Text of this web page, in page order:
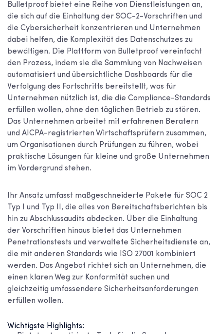
Bulletproof bietet eine Reihe von Dienstleistungen an,
die sich auf die Einhaltung der SOC-2-Vorschriften und
die Cybersicherheit konzentrieren und Unternehmen
dabei helfen, die Komplexität des Datenschutzes zu
bewältigen. Die Plattform von Bulletproof vereinfacht
den Prozess, indem sie die Sammlung von Nachweisen
automatisiert und übersichtliche Dashboards für die
Verfolgung des Fortschritts bereitstellt, was für
Unternehmen nützlich ist, die die Compliance-Standards
erfüllen wollen, ohne den täglichen Betrieb zu stören.
Das Unternehmen arbeitet mit erfahrenen Beratern
und AICPA-registrierten Wirtschaftsprüfern zusammen,
um Organisationen durch Prüfungen zu führen, wobei
praktische Lösungen für kleine und große Unternehmen
im Vordergrund stehen.
Ihr Ansatz umfasst maßgeschneiderte Pakete für SOC 2
Typ I und Typ II, die alles von Bereitschaftsberichten bis
hin zu Abschlussaudits abdecken. Über die Einhaltung
der Vorschriften hinaus bietet das Unternehmen
Penetrationstests und verwaltete Sicherheitsdienste an,
die mit anderen Standards wie ISO 27001 kombiniert
werden. Das Angebot richtet sich an Unternehmen, die
einen klaren Weg zur Konformität suchen und
gleichzeitig umfassendere Sicherheitsanforderungen
erfüllen wollen.
Wichtigste Highlights: